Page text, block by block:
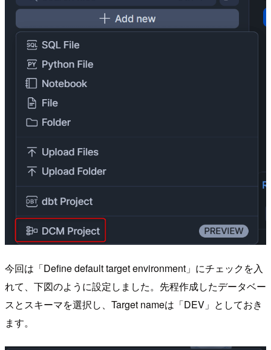
今回は「Define default target environment」にチェックを入
れて、下図のように設定しました。先程作成したデータベー
スとスキーマを選択し、Target nameは「DEV」としておき
ます。